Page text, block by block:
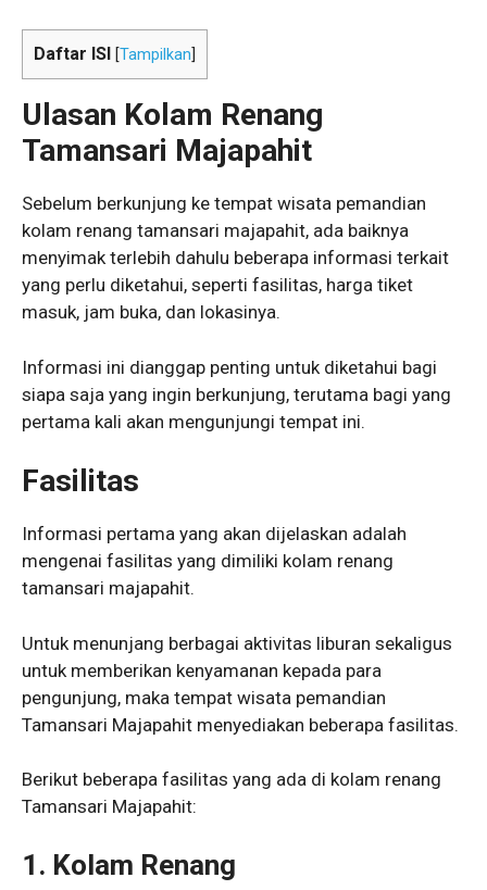
Daftar ISI [Tampilkan
Ulasan Kolam Renang
Tamansari Majapahit
Sebelum berkunjung ke tempat wisata pemandian
kolam renang tamansari majapahit, ada baiknya
menyimak terlebih dahulu beberapa informasi terkait
yang perlu diketahui, seperti fasilitas, harga tiket
masuk, jam buka, dan lokasinya.
Informasi ini dianggap penting untuk diketahui bagi
siapa saja yang ingin berkunjung, terutama bagi yang
pertama kali akan mengunjungi tempat ini.
Fasilitas
Informasi pertama yang akan dijelaskan adalah
mengenai fasilitas yang dimiliki kolam renang
tamansari majapahit.
Untuk menunjang berbagai aktivitas liburan sekaligus
untuk memberikan kenyamanan kepada para
pengunjung, maka tempat wisata pemandian
Tamansari Majapahit menyediakan beberapa fasilitas.
Berikut beberapa fasilitas yang ada di kolam renang
Tamansari Majapahit:
1. Kolam Renang